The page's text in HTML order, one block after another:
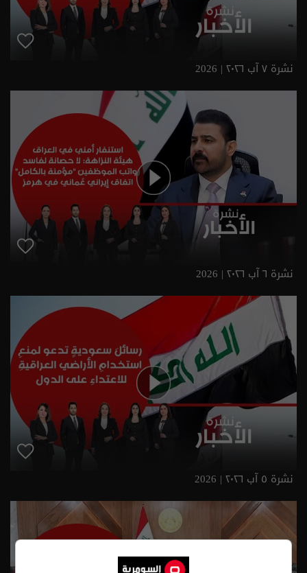
نشرة ٧ آب ٢٠٢٦ | 2026
نشرة ٦ آب ٢٠٢٦ | 2026
نشرة ٥ آب ٢٠٢٦ | 2026